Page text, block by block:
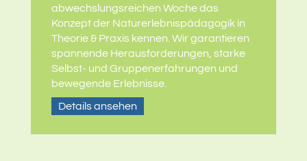
abwechslungsreichen Woche das
Konzept der Naturerlebnispädagogik in
Theorie & Praxis kennen. Wir garantieren
spannende Herausforderungen, starke
Selbst- und Gruppenerfahrungen und
bewegende Erlebnisse.
Details ansehen